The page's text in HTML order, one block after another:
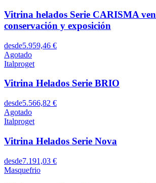
Vitrina helados Serie CARISMA
conservación y exposición
desde5.959,46 €
Agotado
Italproget
Vitrina Helados Serie BRIO
desde5.566,82 €
Agotado
Italproget
Vitrina Helados Serie Nova
desde7.191,03 €
Masquefrio